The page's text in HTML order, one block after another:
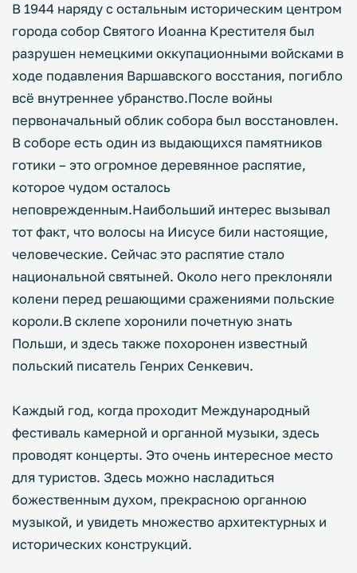
В 1944 наряду с остальным историческим центром
города собор Святого Иоанна Крестителя был
разрушен немецкими оккупационными войсками в
ходе подавления Варшавского восстания, погибло
всё внутреннее убранство.После войны
первоначальный облик собора был восстановлен.
В соборе есть один из выдающихся памятников
готики – это огромное деревянное распятие,
которое чудом осталось
неповрежденным.Наибольший интерес вызывал
тот факт, что волосы на Иисусе били настоящие,
человеческие. Сейчас это распятие стало
национальной святыней. Около него преклоняли
колени перед решающими сражениями польские
короли.В склепе хоронили почетную знать
Польши, и здесь также похоронен известный
польский писатель Генрих Сенкевич.
Каждый год, когда проходит Международный
фестиваль камерной и органной музыки, здесь
проводят концерты. Это очень интересное место
для туристов. Здесь можно насладиться
божественным духом, прекрасною органною
музыкой, и увидеть множество архитектурных и
исторических конструкций.